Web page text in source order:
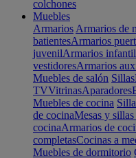
colchones
Muebles
Armarios Armarios de
batientesArmarios
juvenilArmarios
vestidoresArmarios
Muebles de salón Sillas
TVVitrinasAparadores
Muebles de cocina
de cocinaMesas y
cocinaArmarios de
completasCocinas a
Muebles de dormitorio